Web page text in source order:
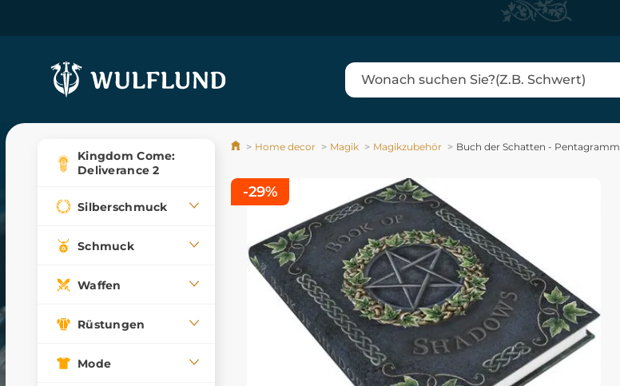
Kingdom Come:
Deliverance 2
Silberschmuck
Schmuck
Waffen
Rüstungen
Mode
Home decor Magik Magikzubehör Buch der Schatten - Pentagramm
-29%